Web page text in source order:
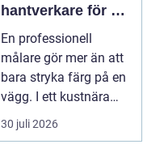
hantverkare för ett
hållbart resultat
En professionell
målare gör mer än att
bara stryka färg på en
vägg. I ett kustnära
område som Kalmar...
30 juli 2026